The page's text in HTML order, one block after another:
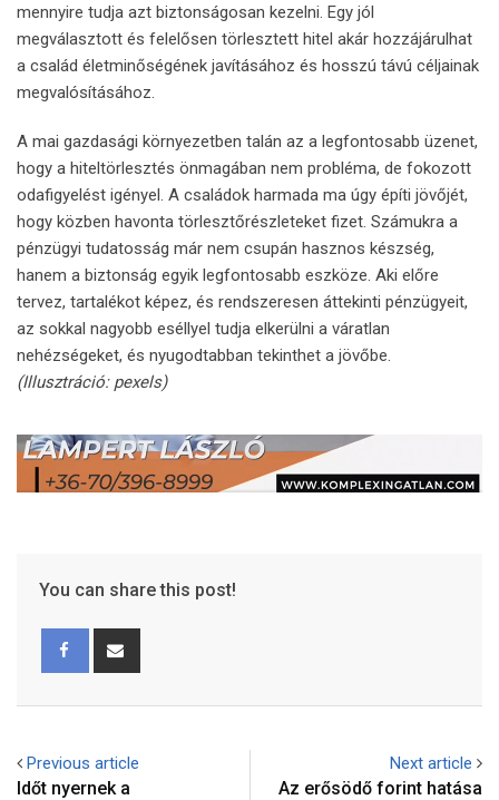
mennyire tudja azt biztonságosan kezelni. Egy jól
megválasztott és felelősen törlesztett hitel akár hozzájárulhat
a család életminőségének javításához és hosszú távú céljainak
megvalósításához.
A mai gazdasági környezetben talán az a legfontosabb üzenet,
hogy a hiteltörlesztés önmagában nem probléma, de fokozott
odafigyelést igényel. A családok harmada ma úgy építi jövőjét,
hogy közben havonta törlesztőrészleteket fizet. Számukra a
pénzügyi tudatosság már nem csupán hasznos készség,
hanem a biztonság egyik legfontosabb eszköze. Aki előre
tervez, tartalékot képez, és rendszeresen áttekinti pénzügyeit,
az sokkal nagyobb eséllyel tudja elkerülni a váratlan
nehézségeket, és nyugodtabban tekinthet a jövőbe.
(Illusztráció: pexels)
You can share this post!
Previous article
Időt nyernek a
Next article
Az erősödő forint hatása